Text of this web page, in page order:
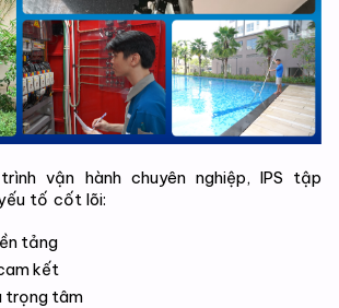
vận hành chuyên nghiệp, IPS tập
tố cốt lõi:
tảng
kết
trọng tâm